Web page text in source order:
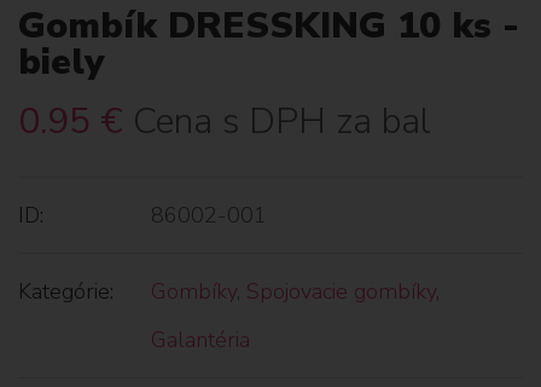
Gombík DRESSKING 10 ks -
biely
0.95 € Cena s DPH za bal
ID: 86002-001
Kategórie: Gombíky, Spojovacie gombíky,
Galantéria